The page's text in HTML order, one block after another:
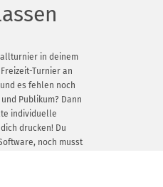
in deinem
Turnier an
es fehlen noch
Publikum? Dann
individuelle
drucken! Du
noch musst